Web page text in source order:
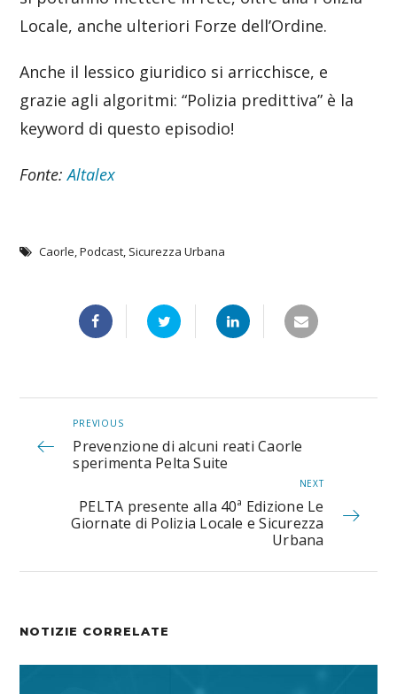
Locale, anche ulteriori Forze dell’Ordine.
Anche il lessico giuridico si arricchisce, e
grazie agli algoritmi: “Polizia predittiva” è la
keyword di questo episodio!
Fonte:Altalex
Caorle,Podcast, Sicurezza Urbana
PREVIOUS
Prevenzione di alcuni reati Caorle
sperimenta Pelta Suite
NEXT
PELTA presente alla 40ª Edizione Le
Giornate di Polizia Locale e Sicurezza
Urbana
NOTIZIE CORRELATE